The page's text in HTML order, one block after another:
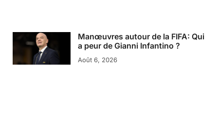
Manœuvres autour de la FIFA: Qui
a peur de Gianni Infantino ?
Août 6, 2026